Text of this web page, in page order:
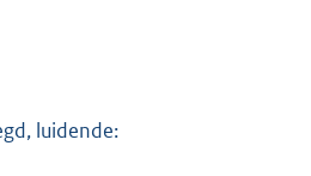
luidende: